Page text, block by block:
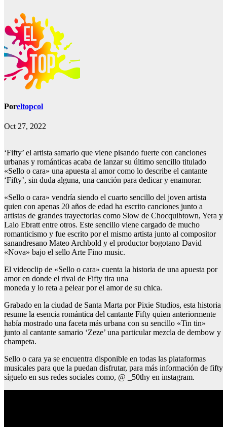
Poreltopcol
Oct 27, 2022
‘Fifty’ el artista samario que viene pisando fuerte con canciones
urbanas y románticas acaba de lanzar su último sencillo titulado
«Sello o cara» una apuesta al amor como lo describe el cantante
‘Fifty’, sin duda alguna, una canción para dedicar y enamorar.
«Sello o cara» vendría siendo el cuarto sencillo del joven artista
quien con apenas 20 años de edad ha escrito canciones junto a
artistas de grandes trayectorias como Slow de Chocquibtown, Yera y
Lalo Ebratt entre otros. Este sencillo viene cargado de mucho
romanticismo y fue escrito por el mismo artista junto al compositor
sanandresano Mateo Archbold y el productor bogotano David
«Nova» bajo el sello Arte Fino music.
El videoclip de «Sello o cara» cuenta la historia de una apuesta por
amor en donde el rival de Fifty tira una
moneda y lo reta a pelear por el amor de su chica.
Grabado en la ciudad de Santa Marta por Pixie Studios, esta historia
resume la esencia romántica del cantante Fifty quien anteriormente
había mostrado una faceta más urbana con su sencillo «Tin tin»
junto al cantante samario ‘Zeze’ una particular mezcla de dembow y
champeta.
Sello o cara ya se encuentra disponible en todas las plataformas
musicales para que la puedan disfrutar, para más información de fifty
síguelo en sus redes sociales como, @ _50thy en instagram.